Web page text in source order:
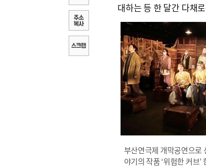
대하는 등 한 달간 다채
부산연극제 개막공연으로
야기의 작품 ‘위험한 커브